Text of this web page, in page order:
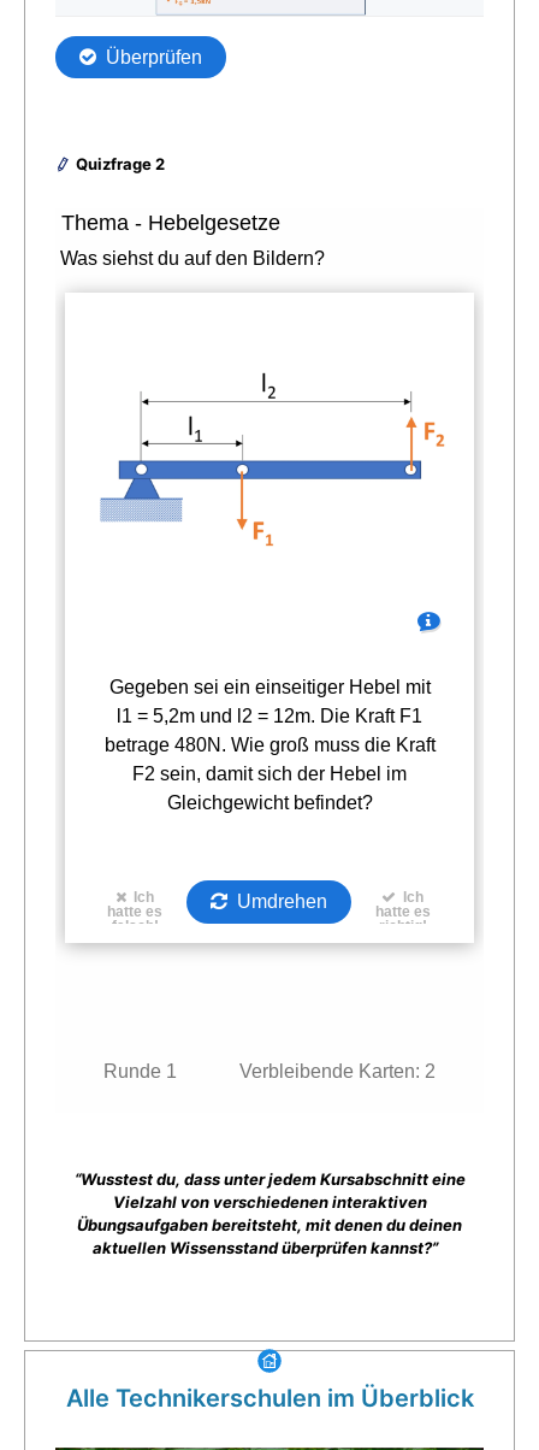
Quizfrage 2
“Wusstest du, dass unter jedem Kursabschnitt eine
Vielzahl von verschiedenen interaktiven
Übungsaufgaben bereitsteht, mit denen du deinen
aktuellen Wissensstand überprüfen kannst?”
Alle Technikerschulen im Überblick